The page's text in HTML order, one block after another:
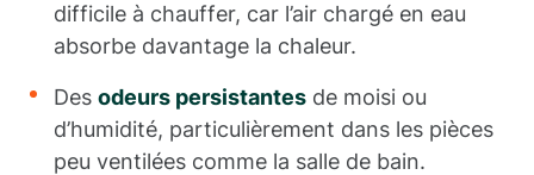
difficile à chauffer, car l’air chargé en eau
absorbe davantage la chaleur.
Des odeurs persistantes de moisi ou
d’humidité, particulièrement dans les pièces
peu ventilées comme la salle de bain.